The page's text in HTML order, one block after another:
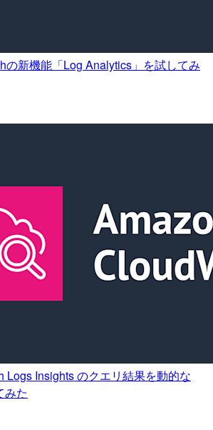
の新機能「Log Analytics」を試してみ
Logs Insights のクエリ結果を動的な
みた